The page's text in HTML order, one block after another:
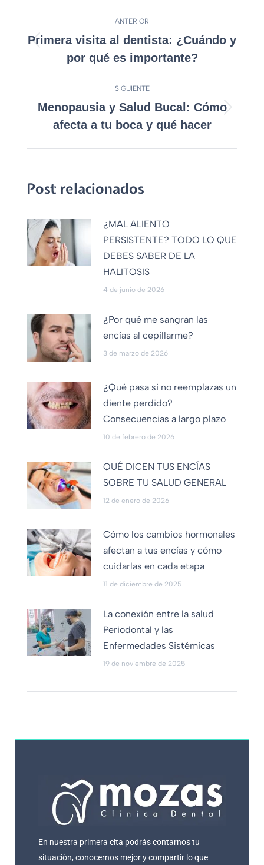
ANTERIOR
Primera visita al dentista: ¿Cuándo y
por qué es importante?
SIGUIENTE
Menopausia y Salud Bucal: Cómo
afecta a tu boca y qué hacer
Post relacionados
¿MAL ALIENTO
PERSISTENTE? TODO LO QUE
DEBES SABER DE LA
HALITOSIS
4 de junio de 2026
¿Por qué me sangran las
encías al cepillarme?
3 de marzo de 2026
¿Qué pasa si no reemplazas un
diente perdido?
Consecuencias a largo plazo
10 de febrero de 2026
QUÉ DICEN TUS ENCÍAS
SOBRE TU SALUD GENERAL
12 de enero de 2026
Cómo los cambios hormonales
afectan a tus encías y cómo
cuidarlas en cada etapa
11 de diciembre de 2025
La conexión entre la salud
Periodontal y las
Enfermedades Sistémicas
19 de noviembre de 2025
En nuestra primera cita podrás contarnos tu
situación, conocernos mejor y compartir lo que